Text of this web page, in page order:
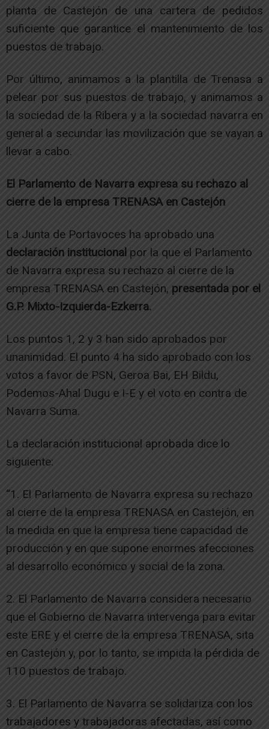
planta de Castejón de una cartera de pedidos
suficiente que garantice el mantenimiento de los
puestos de trabajo.
Por último, animamos a la plantilla de Trenasa a
pelear por sus puestos de trabajo, y animamos a
la sociedad de la Ribera y a la sociedad navarra en
general a secundar las movilización que se vayan a
llevar a cabo.
El Parlamento de Navarra expresa su rechazo al
cierre de la empresa TRENASA en Castejón
La Junta de Portavoces ha aprobado una
declaración institucional por la que el Parlamento
de Navarra expresa su rechazo al cierre de la
empresa TRENASA en Castejón, presentada por el
G.P. Mixto-Izquierda-Ezkerra.
Los puntos 1, 2 y 3 han sido aprobados por
unanimidad. El punto 4 ha sido aprobado con los
votos a favor de PSN, Geroa Bai, EH Bildu,
Podemos-Ahal Dugu e I-E y el voto en contra de
Navarra Suma.
La declaración institucional aprobada dice lo
siguiente:
“1. El Parlamento de Navarra expresa su rechazo
al cierre de la empresa TRENASA en Castejón, en
la medida en que la empresa tiene capacidad de
producción y en que supone enormes afecciones
al desarrollo económico y social de la zona.
2. El Parlamento de Navarra considera necesario
que el Gobierno de Navarra intervenga para evitar
este ERE y el cierre de la empresa TRENASA, sita
en Castejón y, por lo tanto, se impida la pérdida de
110 puestos de trabajo.
3. El Parlamento de Navarra se solidariza con los
trabajadores y trabajadoras afectadas, así como